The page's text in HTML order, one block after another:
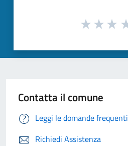
Contatta il comune
Leggi le domande frequenti
Richiedi Assistenza